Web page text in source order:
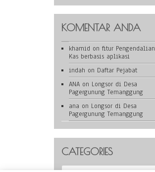
KOMENTAR ANDA
khamid on fitur Pengendalian
Kas berbasis aplikasi
indah on Daftar Pejabat
ANA on Longsor di Desa
Pagergunung Temanggung
ana on Longsor di Desa
Pagergunung Temanggung
CATEGORIES
Categories